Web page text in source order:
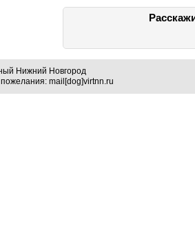
Нижний Новгород
mail[dog]virtnn.ru